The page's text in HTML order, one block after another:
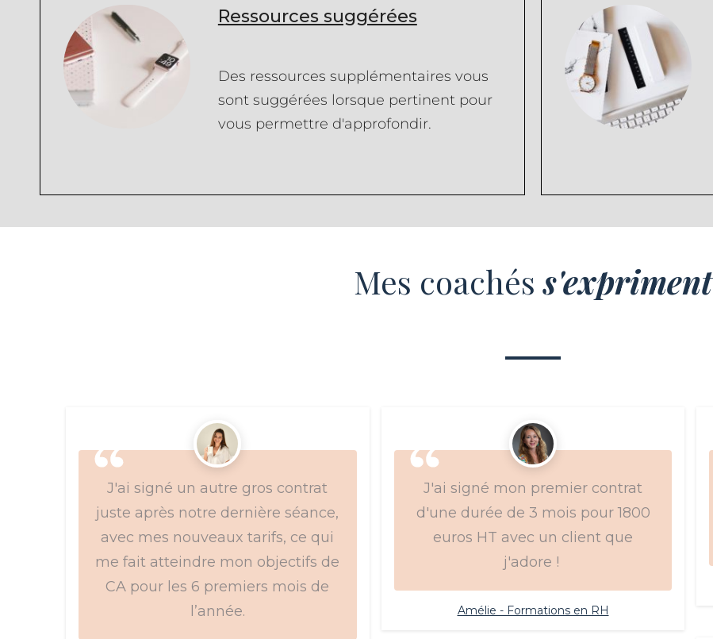
Ressources suggérées
Des ressources supplémentaires vous
sont suggérées lorsque pertinent pour
vous permettre d'approfondir.
Mes coachéss'expriment
J'ai signé un autre gros contrat
juste après notre dernière séance,
avec mes nouveaux tarifs, ce qui
me fait atteindre mon objectifs de
CA pour les 6 premiers mois de
l’année.
J'ai signé mon premier contrat
d'une durée de 3 mois pour 1800
euros HT avec un client que
j'adore !
Amélie - Formations en RH